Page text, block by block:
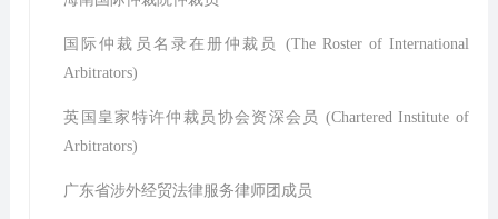
国际仲裁员名录在册仲裁员 (The Roster of International
Arbitrators)
英国皇家特许仲裁员协会资深会员 (Chartered Institute of
Arbitrators)
广东省涉外经贸法律服务律师团成员